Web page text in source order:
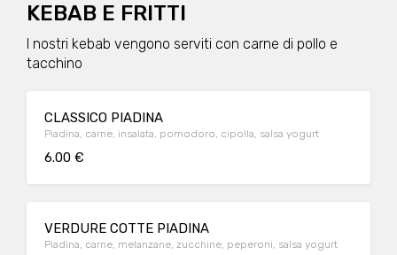
KEBAB E FRITTI
I nostri kebab vengono serviti con carne di pollo e
tacchino
CLASSICO PIADINA
Piadina, carne, insalata, pomodoro, cipolla, salsa yogurt
6.00 €
VERDURE COTTE PIADINA
Piadina, carne, melanzane, zucchine, peperoni, salsa yogurt